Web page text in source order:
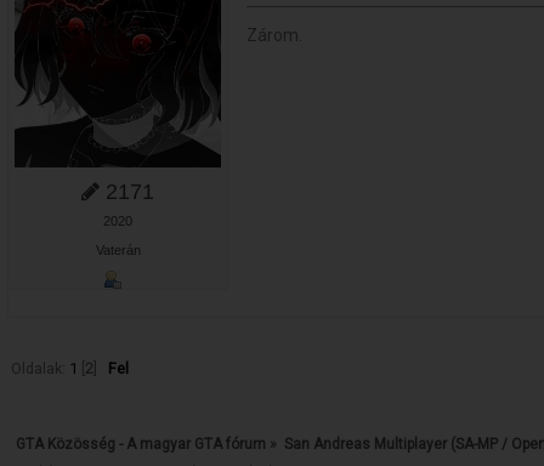
2171
2020
Vaterán
Zárom.
Oldalak: 1 [2 Fel
GTA Közösség - A magyar GTA fórum » San Andreas Multiplayer (SA-MP /